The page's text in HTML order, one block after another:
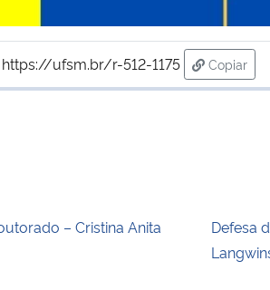
https://ufsm.br/r-512-1175
Copiar
para
– Cristina Anita
Defesa